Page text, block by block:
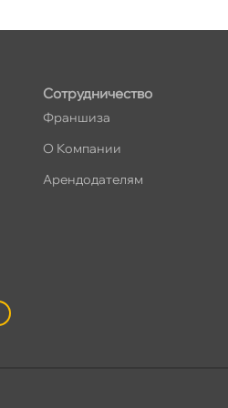
Сотрудничество
Франшиза
О Компании
Арендодателям